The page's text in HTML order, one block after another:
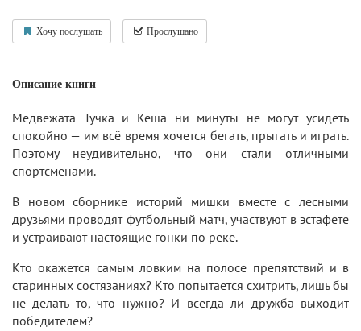
Хочу послушать Прослушано
Описание книги
Медвежата Тучка и Кеша ни минуты не могут усидеть
спокойно — им всё время хочется бегать, прыгать и играть.
Поэтому неудивительно, что они стали отличными
спортсменами.
В новом сборнике историй мишки вместе с лесными
друзьями проводят футбольный матч, участвуют в эстафете
и устраивают настоящие гонки по реке.
Кто окажется самым ловким на полосе препятствий и в
старинных состязаниях? Кто попытается схитрить, лишь бы
не делать то, что нужно? И всегда ли дружба выходит
победителем?